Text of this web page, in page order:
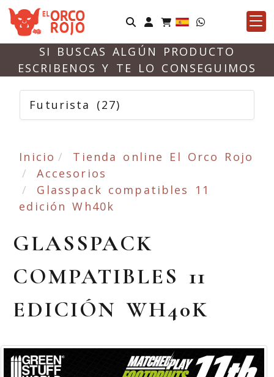
Identifícate
SI BUSCAS ALGÚN PRODUCTO
ESCRIBENOS Y TE LO CONSEGUIMOS
Futurista (27)
Inicio
Tienda online El Orco Rojo
Accesorios
Glasspack compatibles 11
edición Wh40k
GLASSPACK
COMPATIBLES 11
EDICIÓN WH40K